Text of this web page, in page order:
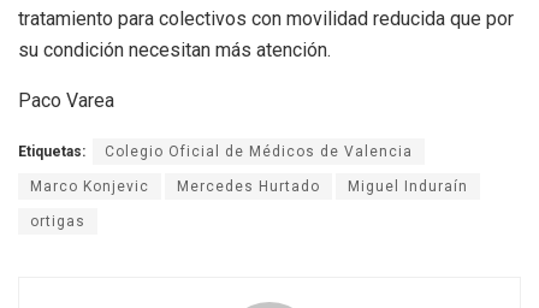
tratamiento para colectivos con movilidad reducida que por
su condición necesitan más atención.
Paco Varea
Etiquetas: Colegio Oficial de Médicos de Valencia
Marco Konjevic Mercedes Hurtado Miguel Induraín
ortigas